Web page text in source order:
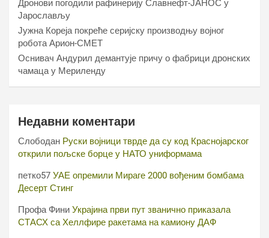
Дронови погодили рафинерију Славнефт-ЈАНОС у
Јарослављу
Јужна Кореја покреће серијску производњу војног
робота Арион-СМЕТ
Оснивач Андурил демантује причу о фабрици дронских
чамаца у Мериленду
Недавни коментари
Слободан Руски војници тврде да су код Краснојарског
открили пољске борце у НАТО униформама
петко57 УАЕ опремили Мираге 2000 вођеним бомбама
Десерт Стинг
Профа Фини Украјина први пут званично приказала
СТАСХ са Хеллфире ракетама на камиону ДАФ